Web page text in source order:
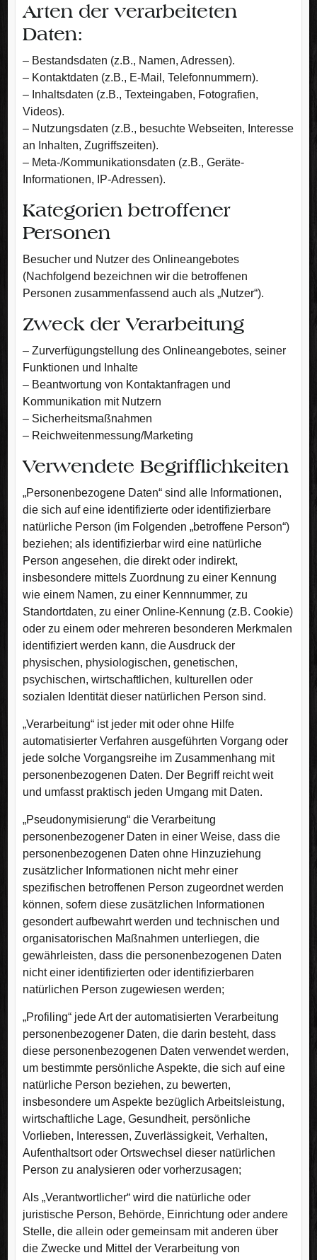
Arten der verarbeiteten
Daten:
– Bestandsdaten (z.B., Namen, Adressen).
– Kontaktdaten (z.B., E-Mail, Telefonnummern).
– Inhaltsdaten (z.B., Texteingaben, Fotografien,
Videos).
– Nutzungsdaten (z.B., besuchte Webseiten, Interesse
an Inhalten, Zugriffszeiten).
– Meta-/Kommunikationsdaten (z.B., Geräte-
Informationen, IP-Adressen).
Kategorien betroffener
Personen
Besucher und Nutzer des Onlineangebotes
(Nachfolgend bezeichnen wir die betroffenen
Personen zusammenfassend auch als „Nutzer“).
Zweck der Verarbeitung
– Zurverfügungstellung des Onlineangebotes, seiner
Funktionen und Inhalte
– Beantwortung von Kontaktanfragen und
Kommunikation mit Nutzern
– Sicherheitsmaßnahmen
– Reichweitenmessung/Marketing
Verwendete Begrifflichkeiten
„Personenbezogene Daten“ sind alle Informationen,
die sich auf eine identifizierte oder identifizierbare
natürliche Person (im Folgenden „betroffene Person“)
beziehen; als identifizierbar wird eine natürliche
Person angesehen, die direkt oder indirekt,
insbesondere mittels Zuordnung zu einer Kennung
wie einem Namen, zu einer Kennnummer, zu
Standortdaten, zu einer Online-Kennung (z.B. Cookie)
oder zu einem oder mehreren besonderen Merkmalen
identifiziert werden kann, die Ausdruck der
physischen, physiologischen, genetischen,
psychischen, wirtschaftlichen, kulturellen oder
sozialen Identität dieser natürlichen Person sind.
„Verarbeitung“ ist jeder mit oder ohne Hilfe
automatisierter Verfahren ausgeführten Vorgang oder
jede solche Vorgangsreihe im Zusammenhang mit
personenbezogenen Daten. Der Begriff reicht weit
und umfasst praktisch jeden Umgang mit Daten.
„Pseudonymisierung“ die Verarbeitung
personenbezogener Daten in einer Weise, dass die
personenbezogenen Daten ohne Hinzuziehung
zusätzlicher Informationen nicht mehr einer
spezifischen betroffenen Person zugeordnet werden
können, sofern diese zusätzlichen Informationen
gesondert aufbewahrt werden und technischen und
organisatorischen Maßnahmen unterliegen, die
gewährleisten, dass die personenbezogenen Daten
nicht einer identifizierten oder identifizierbaren
natürlichen Person zugewiesen werden;
„Profiling“ jede Art der automatisierten Verarbeitung
personenbezogener Daten, die darin besteht, dass
diese personenbezogenen Daten verwendet werden,
um bestimmte persönliche Aspekte, die sich auf eine
natürliche Person beziehen, zu bewerten,
insbesondere um Aspekte bezüglich Arbeitsleistung,
wirtschaftliche Lage, Gesundheit, persönliche
Vorlieben, Interessen, Zuverlässigkeit, Verhalten,
Aufenthaltsort oder Ortswechsel dieser natürlichen
Person zu analysieren oder vorherzusagen;
Als „Verantwortlicher“ wird die natürliche oder
juristische Person, Behörde, Einrichtung oder andere
Stelle, die allein oder gemeinsam mit anderen über
die Zwecke und Mittel der Verarbeitung von